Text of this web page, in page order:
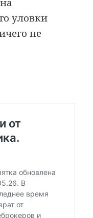
уловки
не